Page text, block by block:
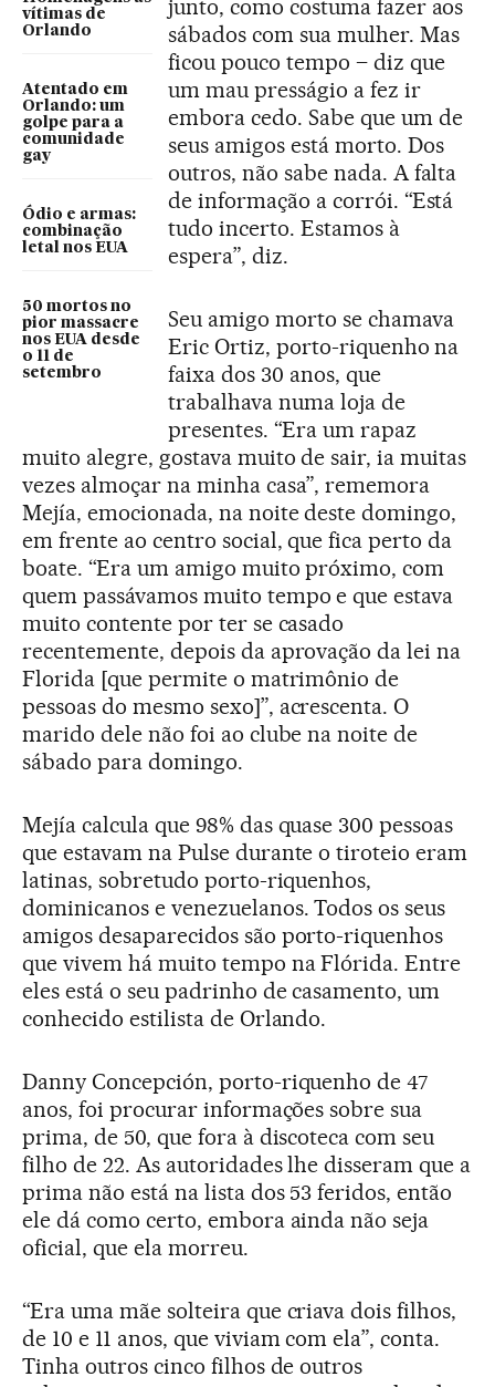
vítimas de
Orlando
Atentado em
Orlando: um
golpe para a
comunidade
gay
Ódio e armas:
combinação
letal nos EUA
50 mortos no
pior massacre
nos EUA desde
o 11 de
setembro
junto, como costuma fazer aos
sábados com sua mulher. Mas
ficou pouco tempo – diz que
um mau presságio a fez ir
embora cedo. Sabe que um de
seus amigos está morto. Dos
outros, não sabe nada. A falta
de informação a corrói. “Está
tudo incerto. Estamos à
espera”, diz.
Seu amigo morto se chamava
Eric Ortiz, porto-riquenho na
faixa dos 30 anos, que
trabalhava numa loja de
presentes. “Era um rapaz
muito alegre, gostava muito de sair, ia muitas
vezes almoçar na minha casa”, rememora
Mejía, emocionada, na noite deste domingo,
em frente ao centro social, que fica perto da
boate. “Era um amigo muito próximo, com
quem passávamos muito tempo e que estava
muito contente por ter se casado
recentemente, depois da aprovação da lei na
Florida [que permite o matrimônio de
pessoas do mesmo sexo]”, acrescenta. O
marido dele não foi ao clube na noite de
sábado para domingo.
Mejía calcula que 98% das quase 300 pessoas
que estavam na Pulse durante o tiroteio eram
latinas, sobretudo porto-riquenhos,
dominicanos e venezuelanos. Todos os seus
amigos desaparecidos são porto-riquenhos
que vivem há muito tempo na Flórida. Entre
eles está o seu padrinho de casamento, um
conhecido estilista de Orlando.
Danny Concepción, porto-riquenho de 47
anos, foi procurar informações sobre sua
prima, de 50, que fora à discoteca com seu
filho de 22. As autoridades lhe disseram que a
prima não está na lista dos 53 feridos, então
ele dá como certo, embora ainda não seja
oficial, que ela morreu.
“Era uma mãe solteira que criava dois filhos,
de 10 e 11 anos, que viviam com ela”, conta.
Tinha outros cinco filhos de outros